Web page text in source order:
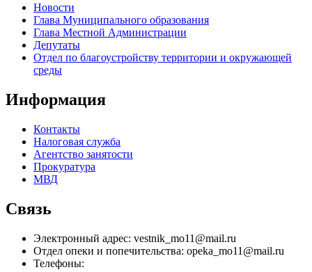
Новости
Глава Муниципального образования
Глава Местной Администрации
Депутаты
Отдел по благоустройству территории и окружающей
среды
Информация
Контакты
Налоговая служба
Агентство занятости
Прокуратура
МВД
Связь
Электронный адрес: vestnik_mo11@mail.ru
Отдел опеки и попечительства: opeka_mo11@mail.ru
Телефоны: